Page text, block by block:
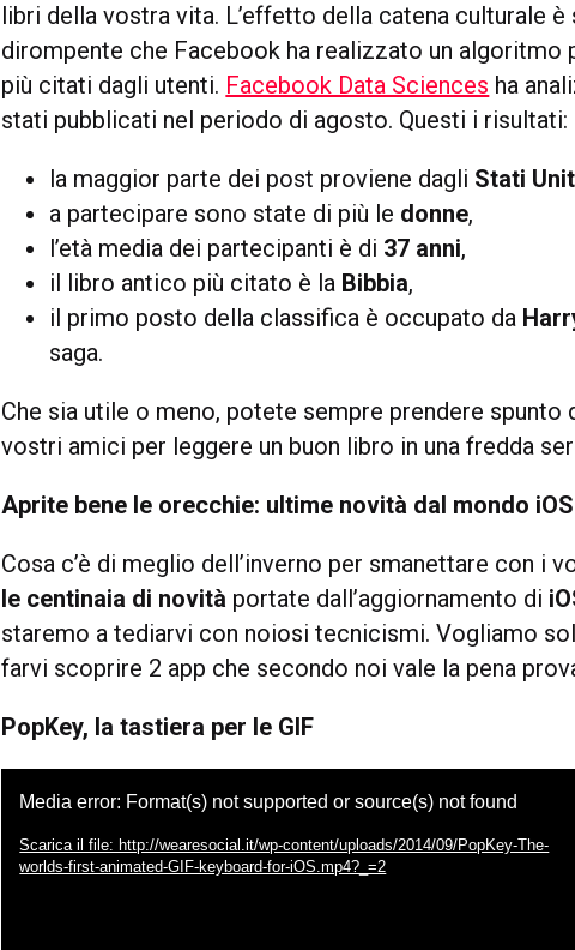
libri della vostra vita. L’effetto della catena culturale
dirompente che Facebook ha realizzato un algoritmo
più citati dagli utenti. Facebook Data Sciences ha
stati pubblicati nel periodo di agosto. Questi i risultati:
la maggior parte dei post proviene dagli Stati
a partecipare sono state di più le donne,
l’età media dei partecipanti è di 37 anni,
il libro antico più citato è la Bibbia,
il primo posto della classifica è occupato da
saga.
Che sia utile o meno, potete sempre prendere spunto
vostri amici per leggere un buon libro in una fredda
Aprite bene le orecchie: ultime novità dal mondo
Cosa c’è di meglio dell’inverno per smanettare con i
le centinaia di novità portate dall’aggiornamento di
staremo a tediarvi con noiosi tecnicismi. Vogliamo
farvi scoprire 2 app che secondo noi vale la pena
PopKey, la tastiera per le GIF
Media error: Format(s) not supported or source(s) not found
Scarica il file: http://wearesocial.it/wp-content/uploads/2014/09/PopKey-The-
worlds-first-animated-GIF-keyboard-for-iOS.mp4?_=2